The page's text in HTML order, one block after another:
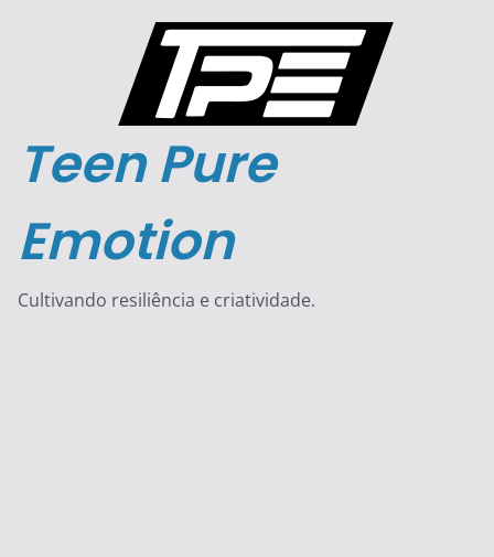
Teen Pure
Emotion
Cultivando resiliência e criatividade.